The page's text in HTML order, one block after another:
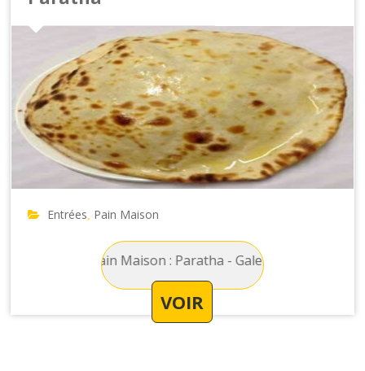
Entrées Pain Maison
Entrées Pain Maison : Paratha - Galette de farine de
VOIR